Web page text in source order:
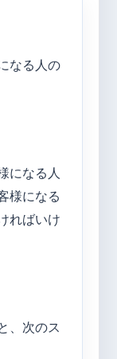
なる人の
になる人
様になる
ればいけ
、次のス